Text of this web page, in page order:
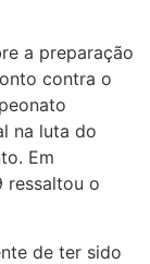
a preparação
contra o
na luta do
Em
ressaltou o
de ter sido